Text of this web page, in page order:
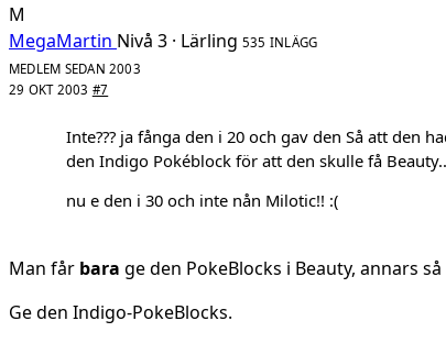
M
MegaMartin Nivå 3 · Lärling 535 INLÄGG
MEDLEM SEDAN 2003
29 OKT 2003 #7
Inte??? ja fånga den i 20 och gav den Så att den
den Indigo Pokéblock för att den skulle få
nu e den i 30 och inte nån Milotic!! :(
Man får bara ge den PokeBlocks i Beauty, annars
Ge den Indigo-PokeBlocks.